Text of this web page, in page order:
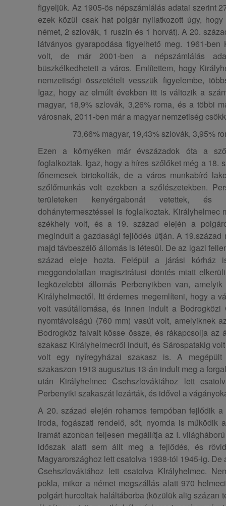
figyeljük. Az 1905-ös népszámlálás adatai szerint
ezek közül csak hat polgár nyilatkozott úgy,
német, 2 szlovák, 1 ruszin és 1 horvát). A 20.
látványos gyarapodása figyelhető meg. 1961-
volt, de már 2001-ben a népszámlálás
büszkélkedhetett a város. Említettem, hogy
nemzetiségi összetételt vesszük figyelembe,
Igaz, hogy az elmúlt években itt is változik a
magyar, 18,9% szlovák, 3,26% roma, és a többi
városnak, 2011-ben már a magyar nemzetiség
73,66% magyar, 19,43% szlovák, 3,95%
Ezen a környéken már évszázadok óta a
foglalkoztak. Igaz, hogy a híres szőlőket még a 18.
főnemesek birtokolták, de a város munkabíró
szőlőmunkás volt ezekben a szőlészetekben.
területeken kenyérgabonát vetettek,
dohánytermesztéssel is foglalkoztak. Királyhelmec
székhely volt, és a 19. század elején a
megindult a gazdasági fejlődés útján. A 19.század
majd távbeszélő állomás is létesül. De az igazi
század eleje hozta. Felépül a járási kórház
meggondolatlan magisztrátusi döntés miatt
legközelebbi állomás Perbenyikben van,
Királyhelmectől. Itt érdemes megemlíteni, hogy a
volt vasútállomása, és innen indult a
nyomtávolságú (760 mm) vasút volt, amelyiknek
Bodrogköz falvait kösse össze, és rákapcsolja az
szakasz Királyhelmecről indult, és Sárospatakig
volt egy nyíregyházai szakasz is. A megépült
szakaszon 1913 augusztus 13-án indult meg a
után Királyhelmec Csehszlovákiához lett
Perbenyiki szakaszát lezárták, és idővel a
A 20. század elején rohamos tempóban fejlődik
iroda, fogászati rendelő, sőt, nyomda is működik
iramát azonban teljesen megállítja az I.
időszak alatt sem állt meg a fejlődés, és
Magyarországhoz lett csatolva 1938-tól 1945-ig.
Csehszlovákiához lett csatolva KIrályhelmec.
pokla, mikor a német megszállás alatt 970
polgárt hurcoltak haláltáborba (közülük alig százan